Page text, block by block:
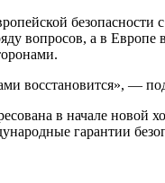
а в Европе
восстановится», —
в начале новой
гарантии